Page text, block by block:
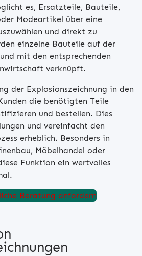
es, Ersatzteile, Bauteile,
Modeartikel über eine
und direkt zu
einzelne Bauteile auf der
mit den entsprechenden
verknüpft.
der Explosionszeichnung in den
die benötigten Teile
und bestellen. Dies
und vereinfacht den
erheblich. Besonders in
Möbelhandel oder
Funktion ein wertvolles
Beratung anfordern